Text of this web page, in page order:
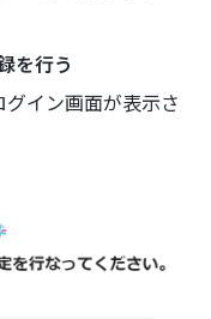
を行う
イン画面が表示さ